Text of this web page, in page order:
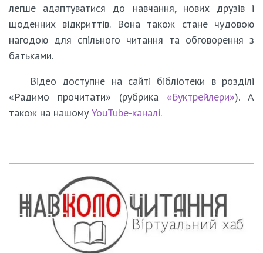
легше адаптуватися до навчання, нових друзів і
щоденних відкриттів. Вона також стане чудовою
нагодою для спільного читання та обговорення з
батьками.
Відео доступне на сайті бібліотеки в розділі
«Радимо прочитати» (рубрика «Буктрейлери»). А
також на нашому YouTube-каналі.